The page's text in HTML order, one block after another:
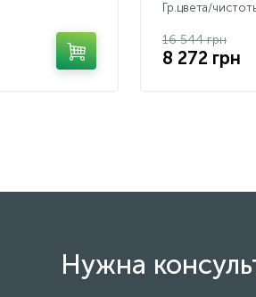
Гр.цвета/
16 544 грн
8 272 грн
Нужна